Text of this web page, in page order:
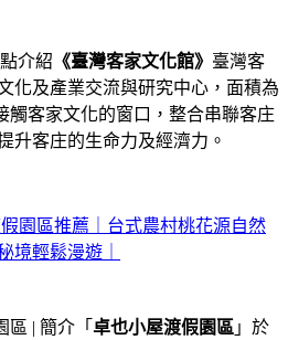
介紹 《臺灣客家文化館》 臺灣客
化及產業交流與研究中心，面積為
觸客家文化的窗口，整合串聯客庄
升客庄的生命力及經濟力。
園區推薦｜台式農村桃花源自然
境輕鬆漫遊｜
| 簡介「 卓也小屋渡假園區 」於